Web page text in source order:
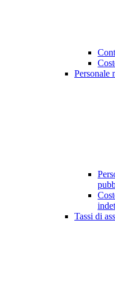
Personale
Tassi di